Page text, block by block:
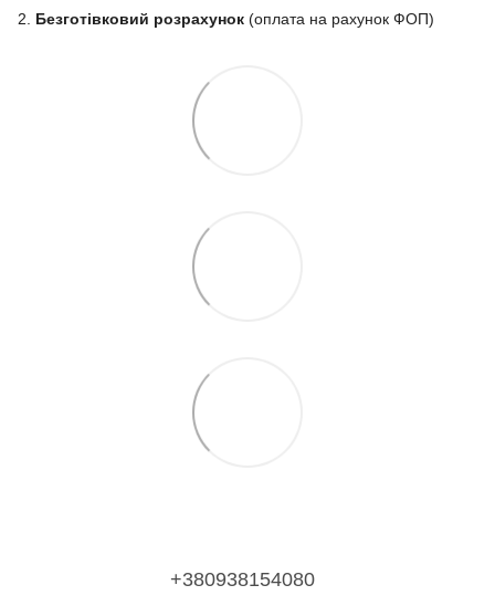
2. Безготівковий розрахунок (оплата на рахунок ФОП)
+380938154080